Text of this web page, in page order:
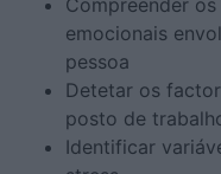
Compreender
emocionais
pessoa
Detetar os
posto de
Identificar